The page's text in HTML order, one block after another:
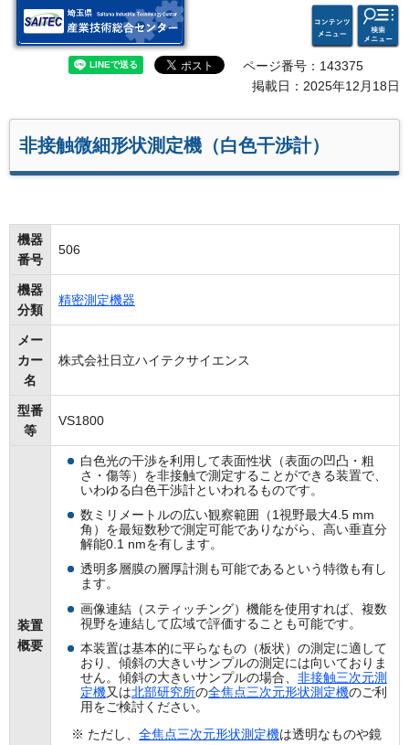
埼玉県 産業技術総合セン
コンテ
ンツメ
ニュー
検索・
共通メ
ニュー
ページ番号：143375
掲載日：2025年12月18日
非接触微細形状測定機（白色干渉計）
機器
番号
506
機器
分類
精密測定機器
メー
カー
名
株式会社日立ハイテクサイエンス
型番
等
VS1800
装置
概要
白色光の干渉を利用して表面性状（表面の凹凸・粗
さ・傷等）を非接触で測定することができる装置で、
いわゆる白色干渉計といわれるものです。
数ミリメートルの広い観察範囲（1視野最大4.5 mm
角）を最短数秒で測定可能でありながら、高い垂直分
解能0.1 nmを有します。
透明多層膜の層厚計測も可能であるという特徴も有し
ます。
画像連結（スティッチング）機能を使用すれば、複数
視野を連結して広域で評価することも可能です。
本装置は基本的に平らなもの（板状）の測定に適して
おり、傾斜の大きいサンプルの測定には向いておりま
せん。傾斜の大きいサンプルの場合、 非接触三次元測
定機又は北部研究所の全焦点三次元形状測定機のご利
用をご検討ください。
※ ただし、 全焦点三次元形状測定機は透明なものや鏡